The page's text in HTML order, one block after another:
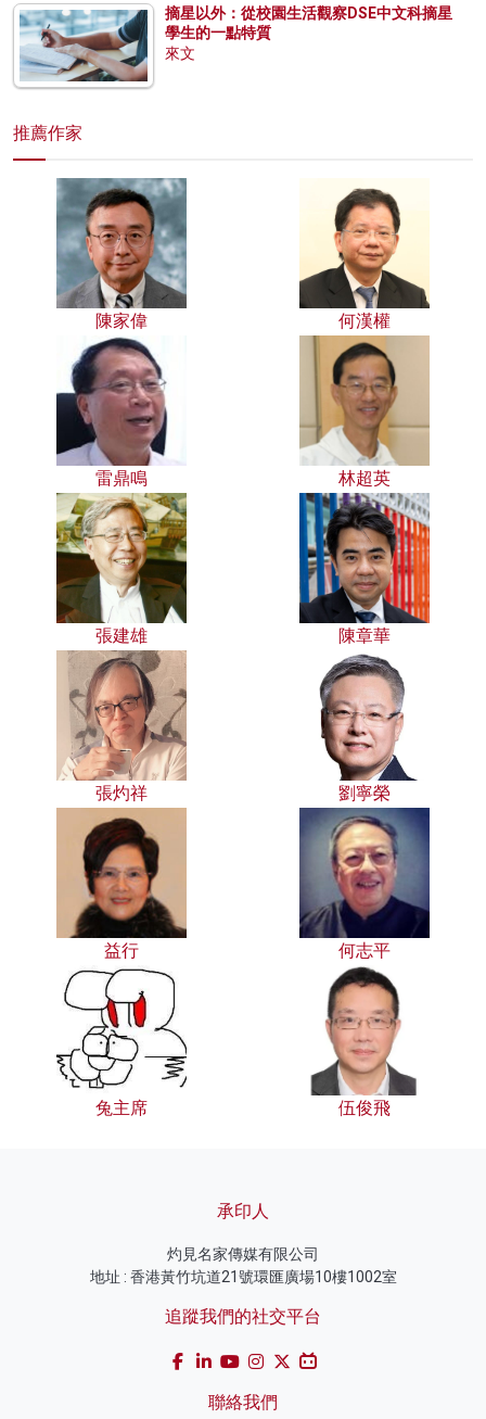
摘星以外：從校園生活觀察DSE中文科摘星
學生的一點特質
來文
推薦作家
陳家偉 何漢權
雷鼎鳴 林超英
張建雄 陳章華
張灼祥 劉寧榮
益行 何志平
兔主席 伍俊飛
承印人
灼見名家傳媒有限公司
地址 : 香港黃竹坑道21號環匯廣場10樓1002室
追蹤我們的社交平台
聯絡我們